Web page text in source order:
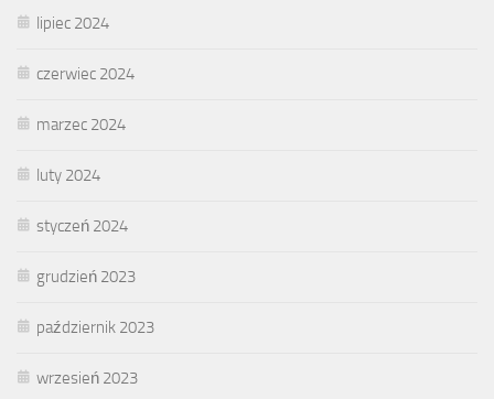
lipiec 2024
czerwiec 2024
marzec 2024
luty 2024
styczeń 2024
grudzień 2023
październik 2023
wrzesień 2023